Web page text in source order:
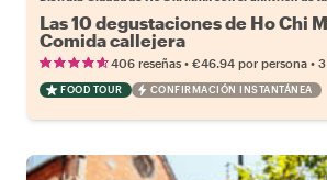
Las 10 degustaciones de Ho Chi
Comida callejera
406 reseñas • €46.94 por persona •
FOOD TOUR CONFIRMACIÓN INSTANTÁNEA